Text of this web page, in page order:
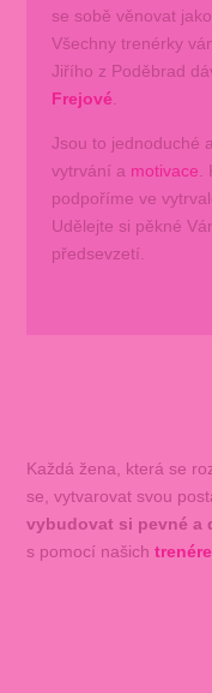
se sobě věnovat jako
Všechny trenérky
Jiřího z Poděbrad
Frejové.
Jsou to jednoduché
vytrvání a motivace.
podpoříme ve
Udělejte si pěkné
předsevzetí.
Každá žena, která se
se, vytvarovat svou
vybudovat si pevné a
s pomocí našich